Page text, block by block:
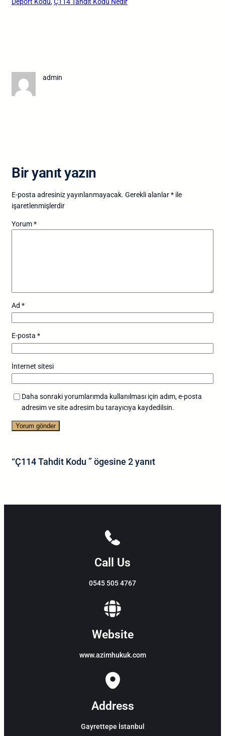
admin
Bir yanıt yazın
E-posta adresiniz yayınlanmayacak. Gerekli alanlar* ile
işaretlenmişlerdir
Yorum*
Ad *
E-posta *
İnternet sitesi
Daha sonraki yorumlarımda kullanılması için adım, e-posta
adresim ve site adresim bu tarayıcıya kaydedilsin.
“Ç114 Tahdit Kodu ” ögesine 2 yanıt
Call Us
0545 505 4767
Website
www.azimhukuk.com
Address
Gayrettepe İstanbul